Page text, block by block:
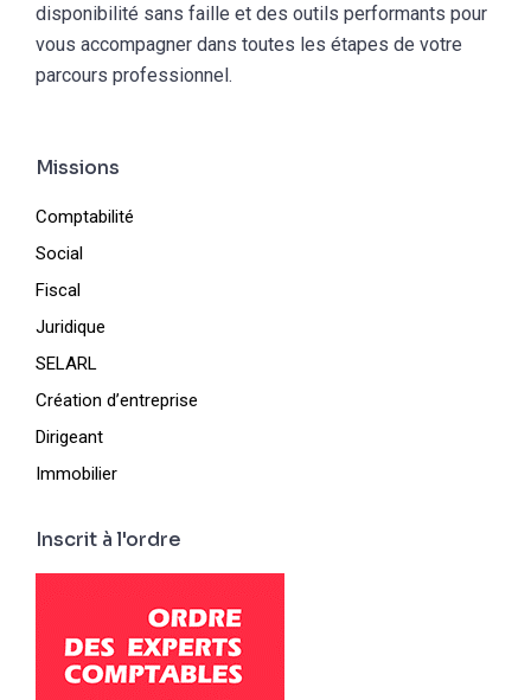
disponibilité sans faille et des outils performants pour
vous accompagner dans toutes les étapes de votre
parcours professionnel.
Missions
Comptabilité
Social
Fiscal
Juridique
SELARL
Création d’entreprise
Dirigeant
Immobilier
Inscrit à l'ordre